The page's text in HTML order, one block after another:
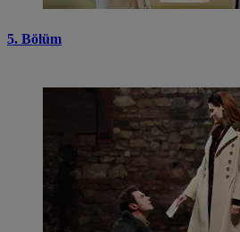
5. Bölüm